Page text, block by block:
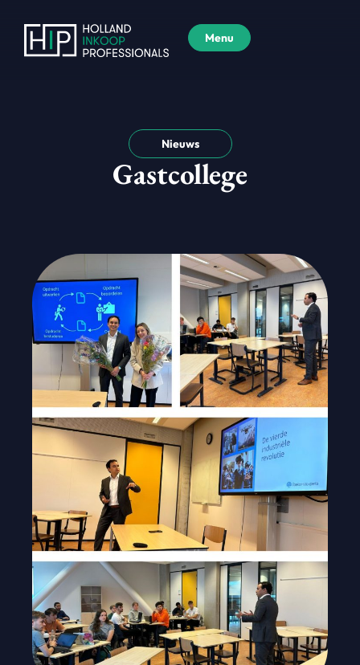
Menu
Nieuws
Gastcollege